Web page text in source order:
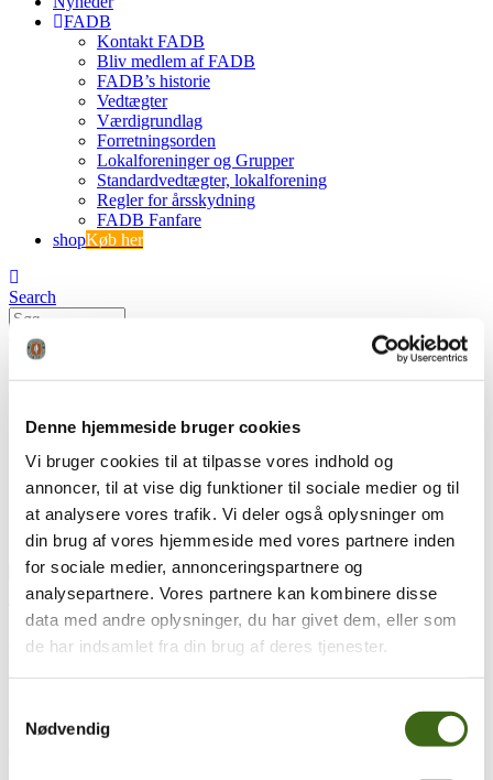
Denne hjemmeside bruger cookies
Vi bruger cookies til at tilpasse vores indhold og
annoncer, til at vise dig funktioner til sociale medier og til
at analysere vores trafik. Vi deler også oplysninger om
din brug af vores hjemmeside med vores partnere inden
for sociale medier, annonceringspartnere og
analysepartnere. Vores partnere kan kombinere disse
data med andre oplysninger, du har givet dem, eller som
de har indsamlet fra din brug af deres tjenester.
Nødvendig
FADB
Kontakt FADB
Bliv medlem af FADB
FADB’s historie
Vedtægter
Værdigrundlag
Forretningsorden
Lokalforeninger og Grupper
Standardvedtægter, lokalforening
Regler for årsskydning
FADB Fanfare
shopKøb her
Search
FADB
Årets buejægerfest - en stor succes
IMG_2677
Træk og slip
Foreningen af Danske Buejægere (FADB)